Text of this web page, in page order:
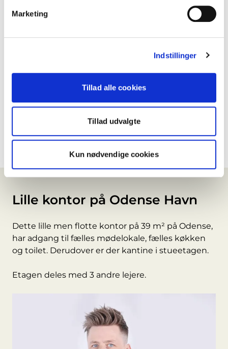
Marketing
Indstillinger
Tillad alle cookies
Tillad udvalgte
Kun nødvendige cookies
Lille kontor på Odense Havn
Dette lille men flotte kontor på 39 m² på Odense,
har adgang til fælles mødelokale, fælles køkken
og toilet. Derudover er der kantine i stueetagen.
Etagen deles med 3 andre lejere.